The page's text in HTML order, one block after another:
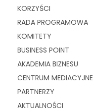
KORZYŚCI
RADA PROGRAMOWA
KOMITETY
BUSINESS POINT
AKADEMIA BIZNESU
CENTRUM MEDIACYJNE
PARTNERZY
AKTUALNOŚCI